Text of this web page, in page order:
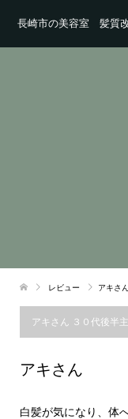
長崎市の美容室 髪質
レビュー アキさん
アキさん ３０代後半
アキさん
白髪が気になり、体